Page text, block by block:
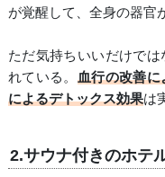
が覚醒して、全身の器官
ただ気持ちいいだけで
れている。 血行の改善に
によるデトックス効果は
2.サウナ付きのホテ